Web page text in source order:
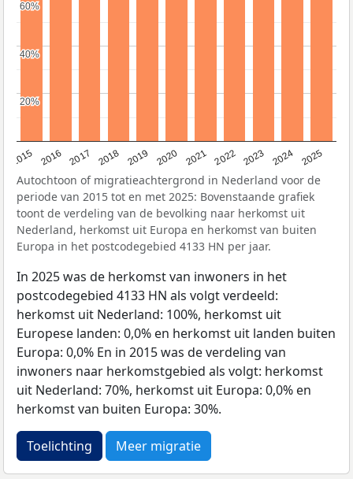
2015 2016 2017 2018 2019 2020 2021 2022 2023 2024 2025
20%
20%
40%
40%
60%
60%
Autochtoon of migratieachtergrond in Nederland voor de
periode van 2015 tot en met 2025: Bovenstaande grafiek
toont de verdeling van de bevolking naar herkomst uit
Nederland, herkomst uit Europa en herkomst van buiten
Europa in het postcodegebied 4133 HN per jaar.
In 2025 was de herkomst van inwoners in het
postcodegebied 4133 HN als volgt verdeeld:
herkomst uit Nederland: 100%, herkomst uit
Europese landen: 0,0% en herkomst uit landen buiten
Europa: 0,0% En in 2015 was de verdeling van
inwoners naar herkomstgebied als volgt: herkomst
uit Nederland: 70%, herkomst uit Europa: 0,0% en
herkomst van buiten Europa: 30%.
Toelichting Meer migratie